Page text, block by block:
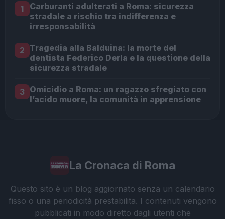
1
Carburanti adulterati a Roma: sicurezza
stradale a rischio tra indifferenza e
irresponsabilità
2 Tragedia alla Balduina: la morte del
dentista Federico Derla e la questione della
sicurezza stradale
3 Omicidio a Roma: un ragazzo sfregiato con
l’acido muore, la comunità in apprensione
La Cronaca di Roma
Questo sito è un blog aggiornato senza un calendario
fisso o una periodicità prestabilita. I contenuti vengono
pubblicati in modo diretto dagli utenti che